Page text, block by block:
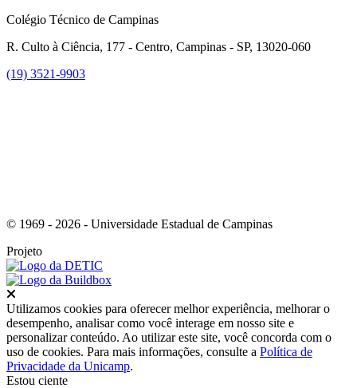
Colégio Técnico de Campinas
R. Culto à Ciência, 177 - Centro, Campinas - SP, 13020-060
(19) 3521-9903
© 1969 - 2026 - Universidade Estadual de Campinas
Projeto
Utilizamos cookies para oferecer melhor experiência, melhorar o
desempenho, analisar como você interage em nosso site e
personalizar conteúdo. Ao utilizar este site, você concorda com o
uso de cookies. Para mais informações, consulte a Política de
Privacidade da Unicamp.
Estou ciente